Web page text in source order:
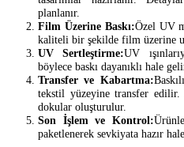
planlanır.
Film Üzerine Baskı:Özel UV
kaliteli bir şekilde film üzerine
UV Sertleştirme:UV
böylece baskı dayanıklı hale
Transfer ve Kabartma:
tekstil yüzeyine transfer edilir.
dokular oluşturulur.
Son İşlem ve Kontrol:
paketlenerek sevkiyata hazır